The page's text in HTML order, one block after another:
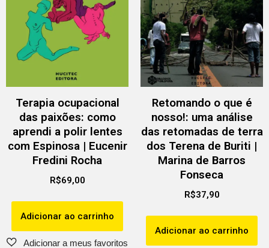
Terapia ocupacional
das paixões: como
aprendi a polir lentes
com Espinosa | Eucenir
Fredini Rocha
R$69,00
Adicionar ao carrinho
Retomando o que é
nosso!: uma análise
das retomadas de terra
dos Terena de Buriti |
Marina de Barros
Fonseca
R$37,90
Adicionar ao carrinho